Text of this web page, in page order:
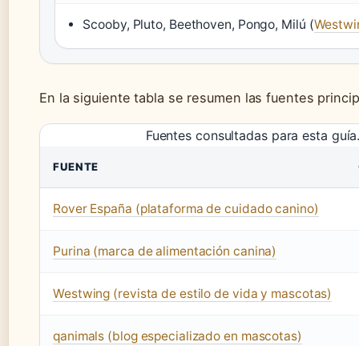
Scooby, Pluto, Beethoven, Pongo, Milú (
En la siguiente tabla se resumen las fuentes
Fuentes consultadas para esta
FUENTE
Rover España (plataforma de cuidado canino)
Purina (marca de alimentación canina)
Westwing (revista de estilo de vida y mascotas)
qanimals (blog especializado en mascotas)